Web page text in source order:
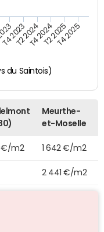
du Saintois)
T4 2023T2 2024T4 2024T2 2025T4 2025
Meurthe-
et-Moselle
€/m2 1 642 €/m2
2 441 €/m2